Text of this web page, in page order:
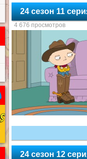
24 сезон 11
4 676 просмотров
24 сезон 12